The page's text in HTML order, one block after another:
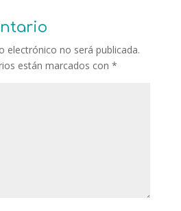
electrónico no será publicada.
están marcados con *